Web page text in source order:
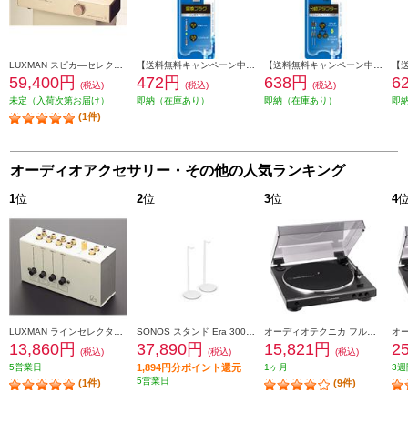
59,400円
(税込)
未定（入荷次第お届け）
(1件)
472円
(税込)
即納（在庫あり）
638円
(税込)
即納（在庫あり）
即
オーディオアクセサリー・その他の人気ランキング
1位
13,860円
(税込)
5営業日
(1件)
2位
37,890円 (税込)
1,894円分ポイント還元
5営業日
3位
15,821円
(税込)
1ヶ月
(9件)
4
3週